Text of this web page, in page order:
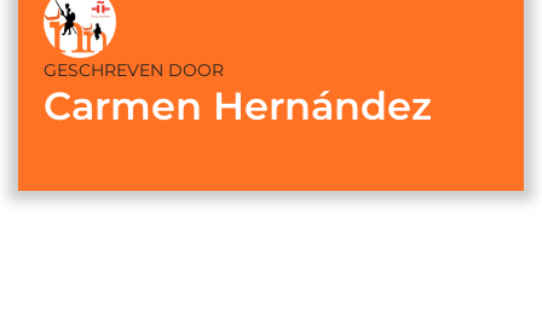
GESCHREVEN DOOR
Carmen Hernández